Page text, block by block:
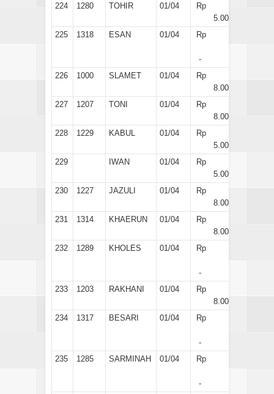
224
1280 TOHIR 01/04
Rp
5.000
225
1318 ESAN 01/04 Rp
-
226
1000 SLAMET 01/04
Rp
8.000
227
1207 TONI 01/04
Rp
8.000
228
1229 KABUL 01/04
Rp
5.000
229
IWAN 01/04
Rp
5.000
230
1227 JAZULI 01/04
Rp
8.000
231
1314 KHAERUN 01/04
Rp
8.000
232
1289 KHOLES 01/04 Rp
-
233
1203 RAKHANI 01/04
Rp
8.000
234
1317 BESARI 01/04 Rp
-
235
1285 SARMINAH 01/04 Rp
-